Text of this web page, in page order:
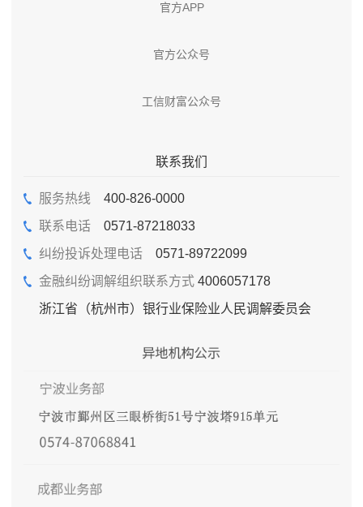
官方APP
官方公众号
工信财富公众号
联系我们
服务热线 400-826-0000
联系电话0571-87218033
纠纷投诉处理电话0571-89722099
金融纠纷调解组织联系方式4006057178
浙江省（杭州市）银行业保险业人民调解委员会